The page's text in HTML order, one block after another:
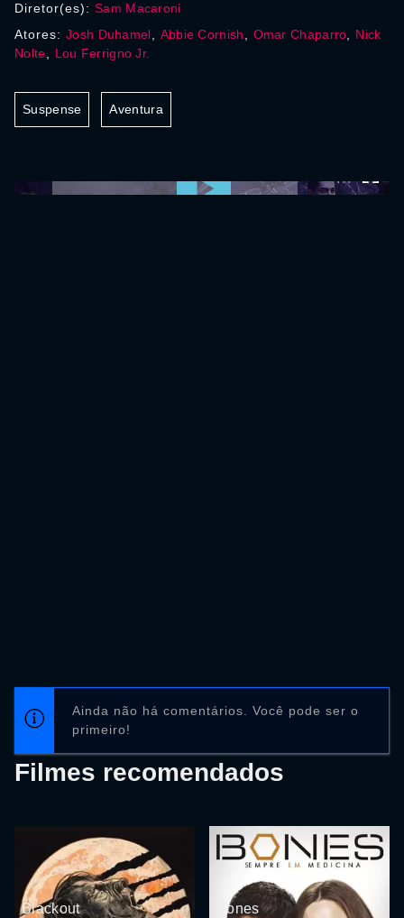
Diretor(es): Sam Macaroni
Atores: Josh Duhamel Abbie Cornish Omar Chaparro
Nick
Nolte
Lou Ferrigno Jr.
Suspense Aventura
Ainda não há comentários. Você pode ser o
primeiro!
Filmes recomendados
Blackout Bones